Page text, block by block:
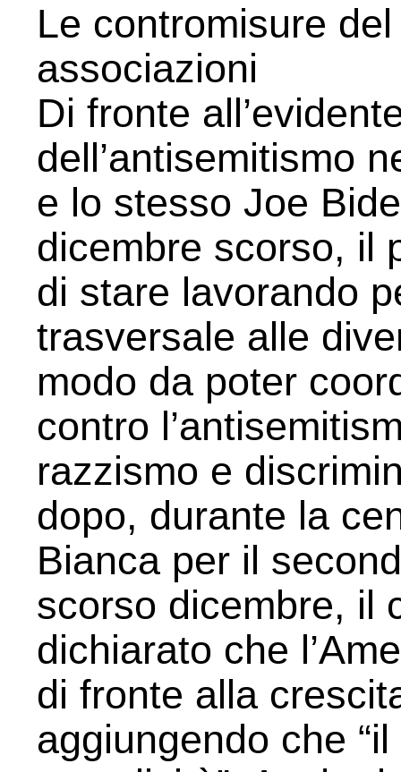
Le contromisure
associazioni
Di fronte
dell’antisemitismo
e lo stesso Joe
dicembre scorso, il
di stare lavorando
trasversale alle
modo da poter
contro
razzismo e
dopo, durante la
Bianca per il
scorso dicembre, il
dichiarato che
di fronte alla
aggiungendo che